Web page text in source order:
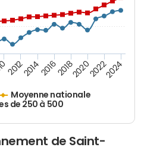
Moyenne nationale
de 250 à 500
2012201420162018202020222024
de Saint-